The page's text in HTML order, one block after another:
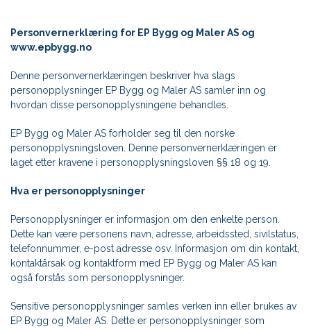
Personvernerklæring for EP Bygg og Maler AS og
www.epbygg.no
Denne personvernerklæringen beskriver hva slags
personopplysninger EP Bygg og Maler AS samler inn og
hvordan disse personopplysningene behandles.
EP Bygg og Maler AS forholder seg til den norske
personopplysningsloven. Denne personvernerklæringen er
laget etter kravene i personopplysningsloven §§ 18 og 19.
Hva er personopplysninger
Personopplysninger er informasjon om den enkelte person.
Dette kan være personens navn, adresse, arbeidssted, sivilstatus,
telefonnummer, e-post adresse osv. Informasjon om din kontakt,
kontaktårsak og kontaktform med EP Bygg og Maler AS kan
også forstås som personopplysninger.
Sensitive personopplysninger samles verken inn eller brukes av
EP Bygg og Maler AS. Dette er personopplysninger som